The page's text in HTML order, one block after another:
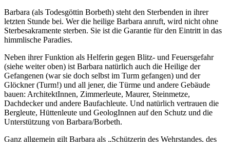
Barbara (als Todesgöttin Borbeth) steht den Sterbenden in ihrer
letzten Stunde bei. Wer die heilige Barbara anruft, wird nicht ohne
Sterbesakramente sterben. Sie ist die Garantie für den Eintritt in das
himmlische Paradies.
Neben ihrer Funktion als Helferin gegen Blitz- und Feuersgefahr
(siehe weiter oben) ist Barbara natürlich auch die Heilige der
Gefangenen (war sie doch selbst im Turm gefangen) und der
Glöckner (Turm!) und all jener, die Türme und andere Gebäude
bauen: ArchitektInnen, Zimmerleute, Maurer, Steinmetze,
Dachdecker und andere Baufachleute. Und natürlich vertrauen die
Bergleute, Hüttenleute und GeologInnen auf den Schutz und die
Unterstützung von Barbara/Borbeth.
Ganz allgemein gilt Barbara als „Schützerin des Wehrstandes, des